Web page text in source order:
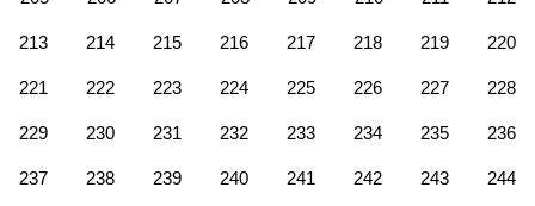
213 214 215 216 217 218 219 220
221 222 223 224 225 226 227 228
229 230 231 232 233 234 235 236
237 238 239 240 241 242 243 244